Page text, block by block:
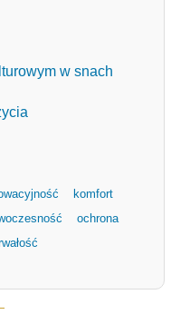
w snach
komfort
ochrona